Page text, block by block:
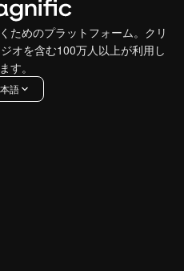
ためのプラットフォーム。クリ
オを含む100万人以上が利用し
す。
語